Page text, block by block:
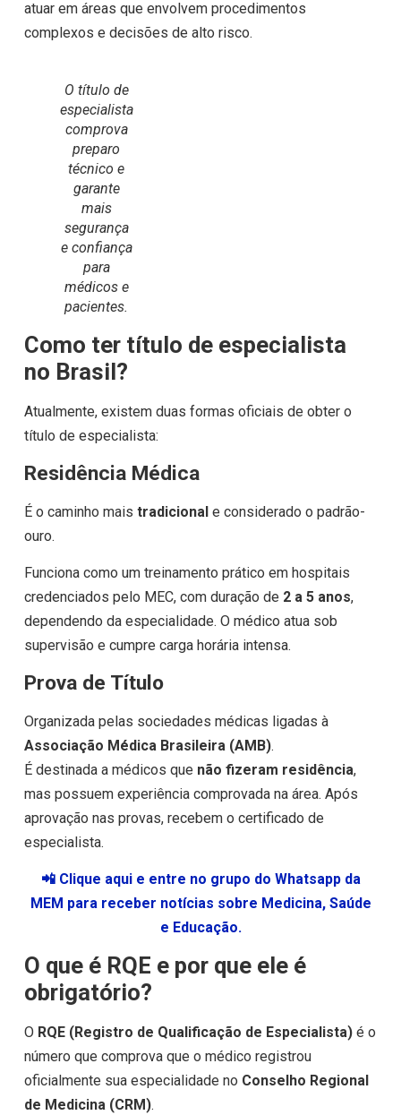
atuar em áreas que envolvem procedimentos
complexos e decisões de alto risco.
O título de
especialista
comprova
preparo
técnico e
garante
mais
segurança
e confiança
para
médicos e
pacientes.
Como ter título de especialista
no Brasil?
Atualmente, existem duas formas oficiais de obter o
título de especialista:
Residência Médica
É o caminho mais tradicionale considerado o padrão-
ouro.
Funciona como um treinamento prático em hospitais
credenciados pelo MEC, com duração de 2 a 5 anos,
dependendo da especialidade. O médico atua sob
supervisão e cumpre carga horária intensa.
Prova de Título
Organizada pelas sociedades médicas ligadas à
Associação Médica Brasileira (AMB).
É destinada a médicos que não fizeram residência,
mas possuem experiência comprovada na área. Após
aprovação nas provas, recebem o certificado de
especialista.
📲 Clique aqui e entre no grupo do Whatsapp da
MEM para receber notícias sobre Medicina, Saúde
e Educação.
O que é RQE e por que ele é
obrigatório?
O RQE (Registro de Qualificação de Especialista)é o
número que comprova que o médico registrou
oficialmente sua especialidade no Conselho Regional
de Medicina (CRM).